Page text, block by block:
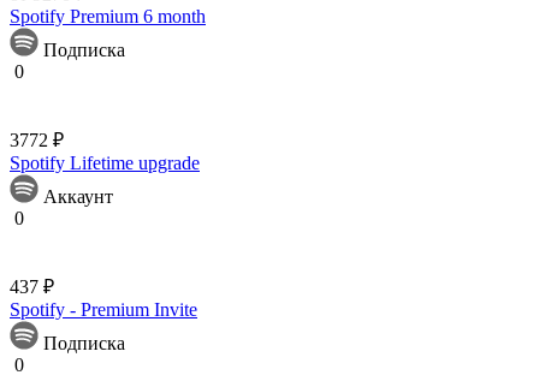
Spotify Premium 6 month
Подписка
0
3772 ₽
Spotify Lifetime upgrade
Аккаунт
0
437 ₽
Spotify - Premium Invite
Подписка
0